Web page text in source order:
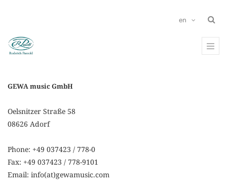
en
GEWA music GmbH
Oelsnitzer Straße 58
08626 Adorf
Phone: +49 037423 / 778-0
Fax: +49 037423 / 778-9101
Email: info(at)gewamusic.com